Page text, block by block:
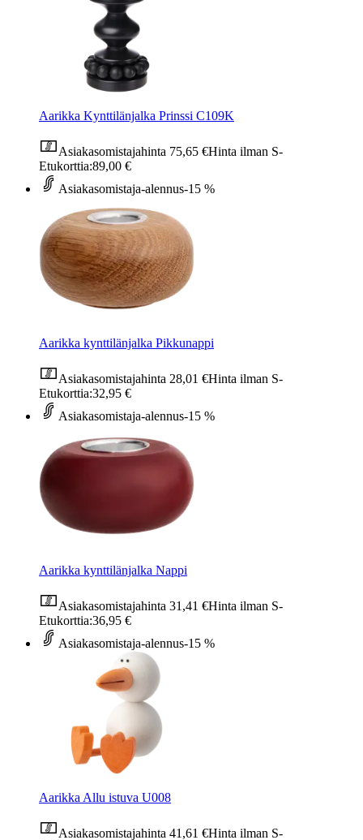
Aarikka Kynttilänjalka Prinssi C109K
Asiakasomistajahinta 75,65 €Hinta ilman S-
Etukorttia:89,00 €
Asiakasomistaja-alennus-15 %
Aarikka kynttilänjalka Pikkunappi
Asiakasomistajahinta 28,01 €Hinta ilman S-
Etukorttia:32,95 €
Asiakasomistaja-alennus-15 %
Aarikka kynttilänjalka Nappi
Asiakasomistajahinta 31,41 €Hinta ilman S-
Etukorttia:36,95 €
Asiakasomistaja-alennus-15 %
Aarikka Allu istuva U008
Asiakasomistajahinta 41,61 €Hinta ilman S-